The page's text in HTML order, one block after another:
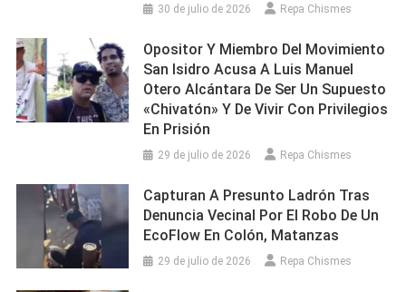
30 de julio de 2026 Repa Chismes
Opositor Y Miembro Del Movimiento
San Isidro Acusa A Luis Manuel
Otero Alcántara De Ser Un Supuesto
«chivatón» Y De Vivir Con Privilegios
En Prisión
29 de julio de 2026 Repa Chismes
Capturan A Presunto Ladrón Tras
Denuncia Vecinal Por El Robo De Un
EcoFlow En Colón, Matanzas
29 de julio de 2026 Repa Chismes